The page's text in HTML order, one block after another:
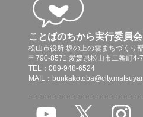
ことばのちから実行委員
松山市役所 坂の上の雲まちづくり
〒790-8571 愛媛県松山市二番町4-
TEL：089-948-6524
MAIL：